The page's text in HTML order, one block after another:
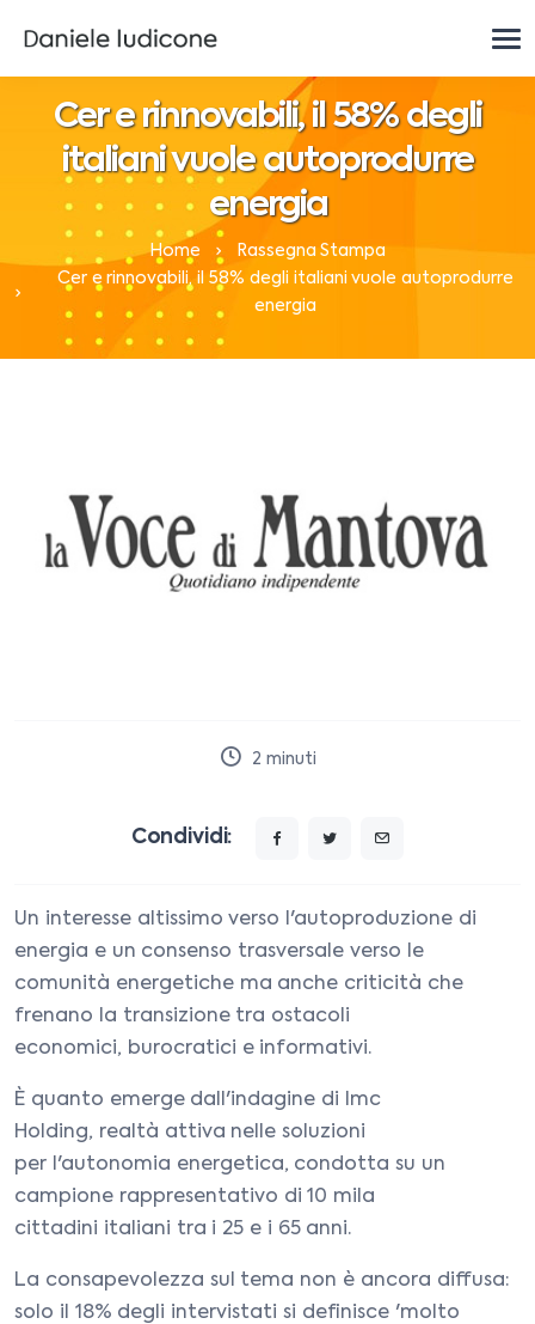
Cer e rinnovabili, il 58% degli
italiani vuole autoprodurre
energia
Home
Rassegna Stampa
Cer e rinnovabili, il 58% degli italiani vuole autoprodurre
energia
2 minuti
Condividi:
Un interesse altissimo verso l'autoproduzione di
energia e un consenso trasversale verso le
comunità energetiche ma anche criticità che
frenano la transizione tra ostacoli
economici, burocratici e informativi.
È quanto emerge dall'indagine di Imc
Holding, realtà attiva nelle soluzioni
per l'autonomia energetica, condotta su un
campione rappresentativo di 10 mila
cittadini italiani tra i 25 e i 65 anni.
La consapevolezza sul tema non è ancora diffusa:
solo il 18% degli intervistati si definisce 'molto